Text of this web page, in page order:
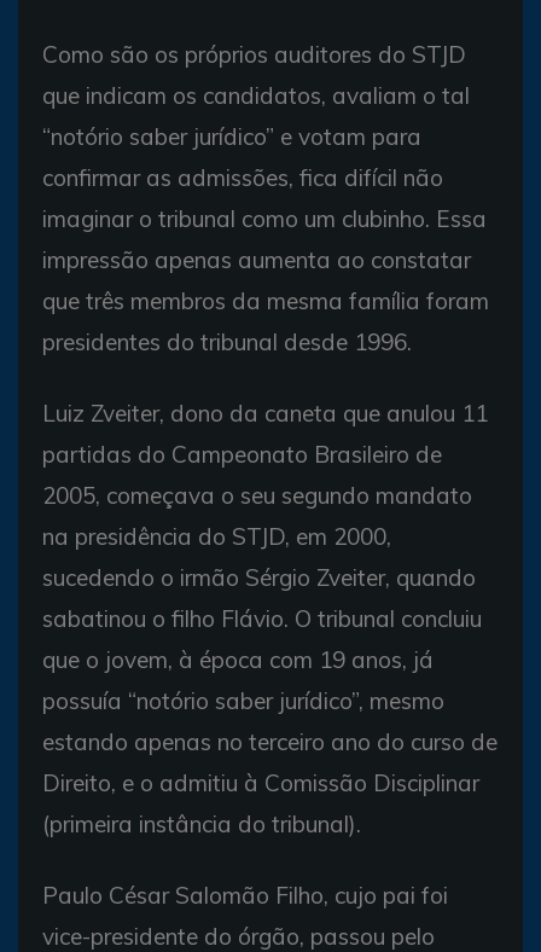
Como são os próprios auditores do STJD
que indicam os candidatos, avaliam o tal
“notório saber jurídico” e votam para
confirmar as admissões, fica difícil não
imaginar o tribunal como um clubinho. Essa
impressão apenas aumenta ao constatar
que três membros da mesma família foram
presidentes do tribunal desde 1996.
Luiz Zveiter, dono da caneta que anulou 11
partidas do Campeonato Brasileiro de
2005, começava o seu segundo mandato
na presidência do STJD, em 2000,
sucedendo o irmão Sérgio Zveiter, quando
sabatinou o filho Flávio. O tribunal concluiu
que o jovem, à época com 19 anos, já
possuía “notório saber jurídico”, mesmo
estando apenas no terceiro ano do curso de
Direito, e o admitiu à Comissão Disciplinar
(primeira instância do tribunal).
Paulo César Salomão Filho, cujo pai foi
vice-presidente do órgão, passou pelo